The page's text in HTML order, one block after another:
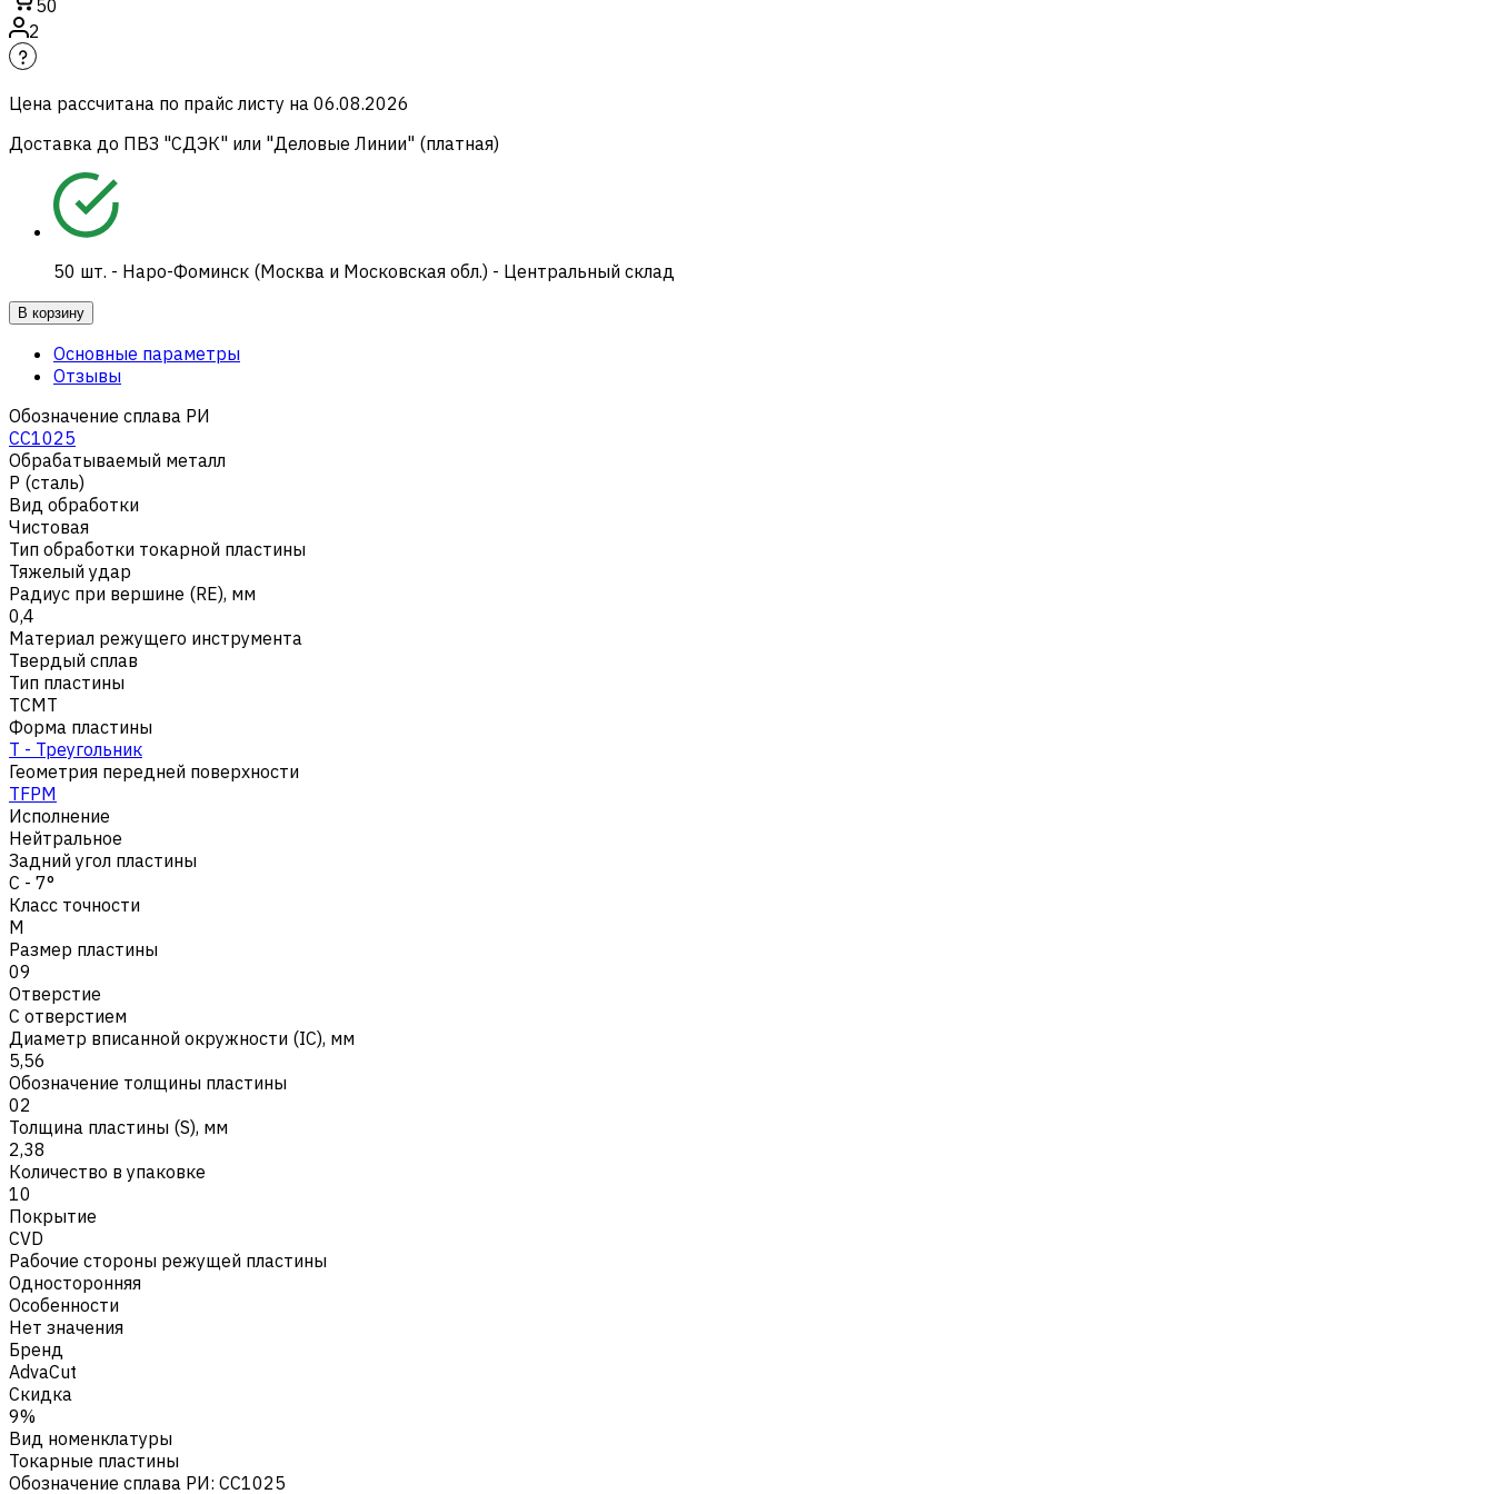
50
2
Цена рассчитана по прайс листу на 06.08.2026
Доставка до ПВЗ "СДЭК" или "Деловые Линии" (платная)
50 шт. - Наро-Фоминск (Москва и Московская обл.) - Центральный склад
В корзину
Основные параметры
Отзывы
Обозначение сплава РИ
CC1025
Обрабатываемый металл
Р (сталь)
Вид обработки
Чистовая
Тип обработки токарной пластины
Тяжелый удар
Радиус при вершине (RE), мм
0,4
Материал режущего инструмента
Твердый сплав
Тип пластины
TCMT
Форма пластины
T - Треугольник
Геометрия передней поверхности
TFPM
Исполнение
Нейтральное
Задний угол пластины
C - 7°
Класс точности
M
Размер пластины
09
Отверстие
С отверстием
Диаметр вписанной окружности (IC), мм
5,56
Обозначение толщины пластины
02
Толщина пластины (S), мм
2,38
Количество в упаковке
10
Покрытие
CVD
Рабочие стороны режущей пластины
Односторонняя
Особенности
Нет значения
Бренд
AdvaCut
Скидка
9%
Вид номенклатуры
Токарные пластины
Обозначение сплава РИ: CC1025